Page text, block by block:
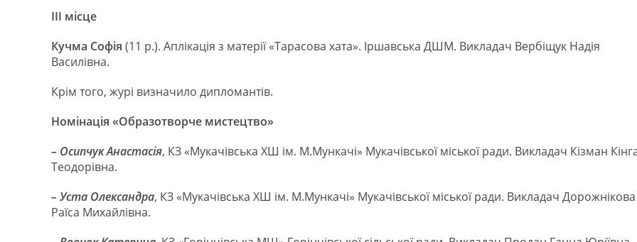
ІІІ місце
Кучма Софія (11 р.). Аплікація з матерії «Тарасова хата». Іршавська ДШМ. Викладач Вербіщук Надія
Василівна.
Крім того, журі визначило дипломантів.
Номінація «Образотворче мистецтво»
– Осипчук Анастасія, КЗ «Мукачівська ХШ ім. М.Мункачі» Мукачівської міської ради. Викладач Кізман
Теодорівна.
– Уста Олександра, КЗ «Мукачівська ХШ ім. М.Мункачі» Мукачівської міської ради. Викладач Дорожнікова
Раїса Михайлівна.